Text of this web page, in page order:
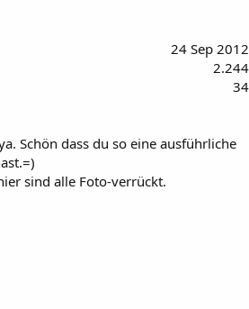
24 Sep 2012
2.244
34
Schön dass du so eine ausführliche
sind alle Foto-verrückt.